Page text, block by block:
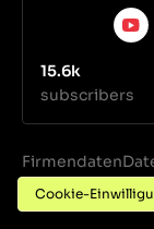
15.6k
subscribers
Firmendaten
Realization
Cookie-